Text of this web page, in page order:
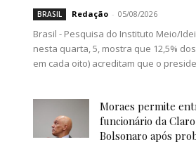
BRASIL Redação - 05/08/2026
Brasil - Pesquisa do Instituto Meio/
nesta quarta, 5, mostra que 12,5%
em cada oito) acreditam que o
Moraes permite
funcionário da Claro
Bolsonaro após